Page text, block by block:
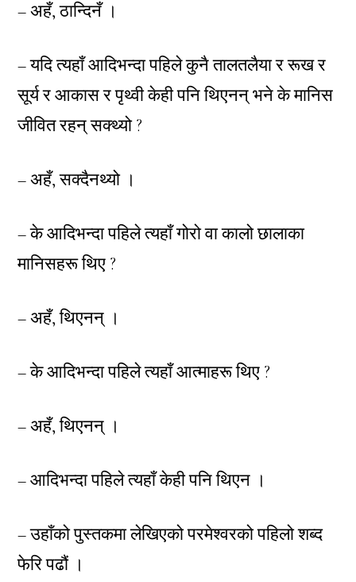
– अहँ, ठान्दिनँ ।
– यदि त्यहाँ आदिभन्दा पहिले कुनै तालतलैया र रूख र
सूर्य र आकास र पृथ्वी केही पनि थिएनन् भने के मानिस
जीवित रहन् सक्थ्यो ?
– अहँ, सक्दैनथ्यो ।
– के आदिभन्दा पहिले त्यहाँ गोरो वा कालो छालाका
मानिसहरू थिए ?
– अहँ, थिएनन् ।
– के आदिभन्दा पहिले त्यहाँ आत्माहरू थिए ?
– अहँ, थिएनन् ।
– आदिभन्दा पहिले त्यहाँ केही पनि थिएन ।
– उहाँको पुस्तकमा लेखिएको परमेश्वरको पहिलो शब्द
फेरि पढौं ।